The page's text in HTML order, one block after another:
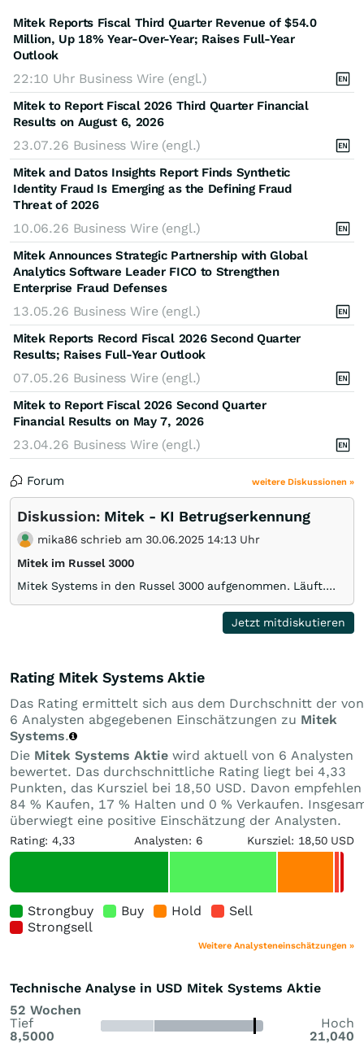
Mitek Reports Fiscal Third Quarter Revenue of $54.0
Million, Up 18% Year-Over-Year; Raises Full-Year
Outlook
22:10 Uhr Business Wire (engl.)
Mitek to Report Fiscal 2026 Third Quarter Financial
Results on August 6, 2026
23.07.26 Business Wire (engl.)
Mitek and Datos Insights Report Finds Synthetic
Identity Fraud Is Emerging as the Defining Fraud
Threat of 2026
10.06.26 Business Wire (engl.)
Mitek Announces Strategic Partnership with Global
Analytics Software Leader FICO to Strengthen
Enterprise Fraud Defenses
13.05.26 Business Wire (engl.)
Mitek Reports Record Fiscal 2026 Second Quarter
Results; Raises Full-Year Outlook
07.05.26 Business Wire (engl.)
Mitek to Report Fiscal 2026 Second Quarter
Financial Results on May 7, 2026
23.04.26 Business Wire (engl.)
Forum weitere Diskussionen »
Diskussion: Mitek - KI Betrugserkennung
mika86 schrieb am 30.06.2025 14:13 Uhr
Mitek im Russel 3000
Mitek Systems in den Russel 3000 aufgenommen. Läuft....
Jetzt mitdiskutieren
Rating Mitek Systems Aktie
Das Rating ermittelt sich aus dem Durchschnitt der von
6 Analysten abgegebenen Einschätzungen zu Mitek
Systems.
Die Mitek Systems Aktie wird aktuell von 6 Analysten
bewertet. Das durchschnittliche Rating liegt bei 4,33
Punkten, das Kursziel bei 18,50 USD. Davon empfehlen
84 % Kaufen, 17 % Halten und 0 % Verkaufen.
überwiegt eine positive Einschätzung der Analysten.
Rating: 4,33 Analysten: 6 Kursziel: 18,50 USD
Strongbuy Buy Hold
Sell
Strongsell
Weitere Analysteneinschätzungen »
Technische Analyse in USD Mitek Systems Aktie
52 Wochen
Tief
8,5000
Hoch
21,040